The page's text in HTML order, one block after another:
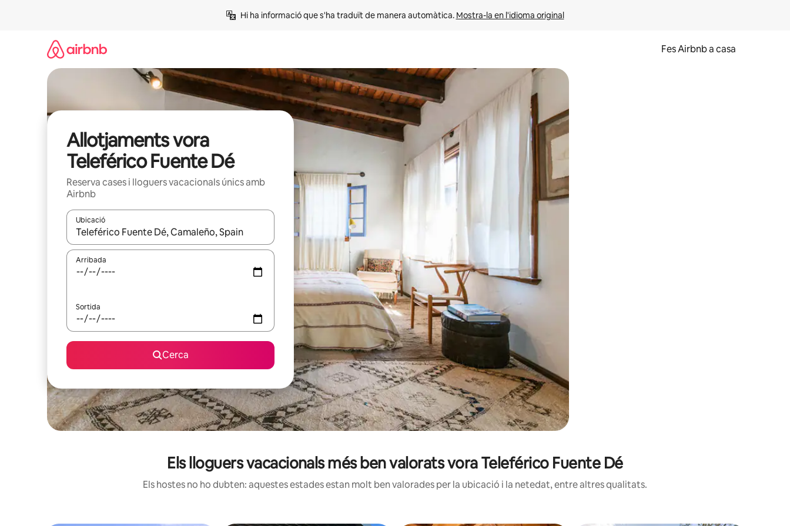
Hi ha informació que s'ha traduït de manera automàtica. Mostra-la en l'idioma original
Fes Airbnb a casa
Allotjaments vora
Teleférico Fuente Dé
Reserva cases i lloguers vacacionals únics amb
Airbnb
Ubicació
Quan els resultats estiguin disponibles, podràs navegar-hi a través de les tecles de les fletxes (amunt i avall), o bé fent un toc a la pantalla o fent-hi lliscar el dit.
Arribada
Sortida
Cerca
Els lloguers vacacionals més ben valorats vora Teleférico Fuente Dé
Els hostes no ho dubten: aquestes estades estan molt ben valorades per la ubicació i la netedat, entre altres qualitats.